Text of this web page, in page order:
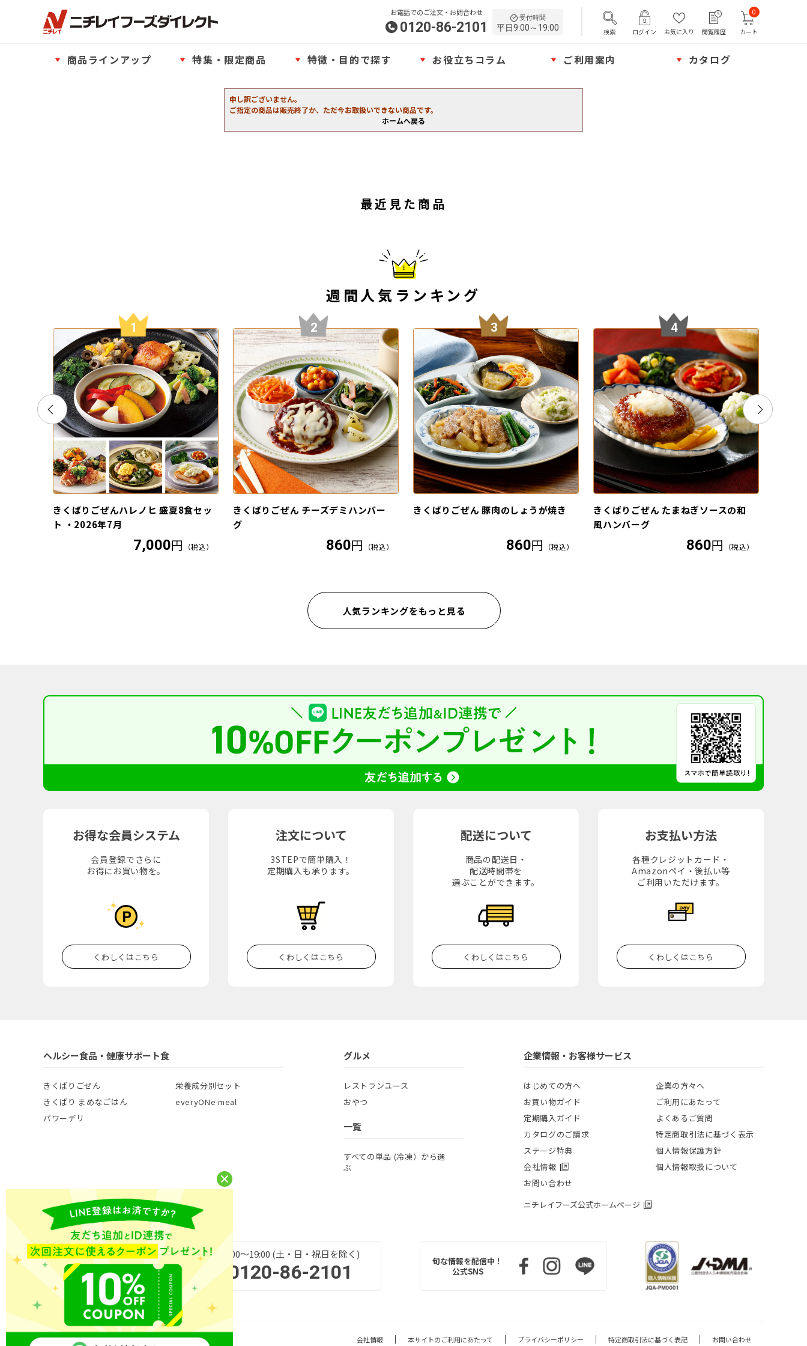
お電話でのご注文・お問合わせ
0120-86-2101
受付時間
平日9:00～19:00 検索 ログイン お気に入り 閲覧履歴 カート
0
商品ラインアップ 特集・限定商品 特徴・目的で探す お役立ちコラム ご利用案内 カタログ
申し訳ございません。
ご指定の商品は販売終了か、ただ今お取扱いできない商品です。
ホームへ戻る
最近見た商品
週間人気ランキング
1
きくばりごぜんハレノヒ 盛夏8食セッ
ト ・2026年7月
7,000円 （税込）
2
きくばりごぜん チーズデミハンバー
グ
860円 （税込）
3
きくばりごぜん 豚肉のしょうが焼き
860円 （税込）
4
きくばりごぜん たまねぎソースの和
風ハンバーグ
860円 （税込）
人気ランキングをもっと見る
お得な会員システム
会員登録でさらに
お得にお買い物を。
くわしくはこちら
注文について
3STEPで簡単購入！
定期購入も承ります。
くわしくはこちら
配送について
商品の配送日・
配送時間帯を
選ぶことができます。
くわしくはこちら
お支払い方法
各種クレジットカード・
Amazonペイ・後払い等
ご利用いただけます。
くわしくはこちら
ヘルシー食品・健康サポート食
きくばりごぜん
きくばり まめなごはん
パワーデリ
栄養成分別セット
everyONe meal
グルメ
レストランユース
おやつ
一覧
すべての単品 (冷凍）から選
ぶ
企業情報・お客様サービス
はじめての方へ
お買い物ガイド
定期購入ガイド
カタログのご請求
ステージ特典
会社情報
お問い合わせ
企業の方々へ
ご利用にあたって
よくあるご質問
特定商取引法に基づく表示
個人情報保護方針
個人情報取扱について
ニチレイフーズ公式ホームページ
商品・サービス・ご購入に
関するお問い合わせ
平日 9:00～19:00 (土・日・祝日を除く)
0120-86-2101
旬な情報を配信中！
公式SNS
Copyright (C) NICHIREI FOODS INC. All Rights Reserved. 会社情報 本サイトのご利用にあたって プライバシーポリシー 特定商取引法に基づく表記 お問い合わせ